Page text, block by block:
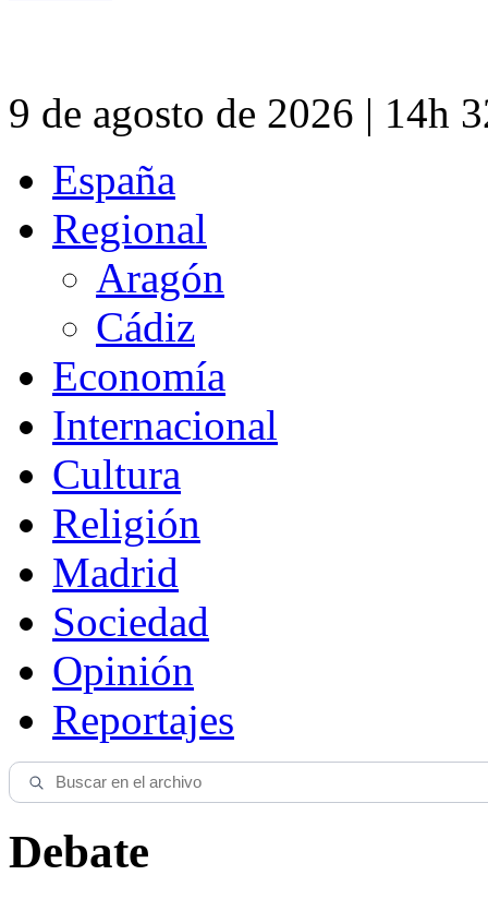
9 de agosto de 2026 | 14h
España
Regional
Aragón
Cádiz
Economía
Internacional
Cultura
Religión
Madrid
Sociedad
Opinión
Reportajes
Debate